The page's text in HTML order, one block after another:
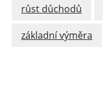
růst důchodů
základní výměra